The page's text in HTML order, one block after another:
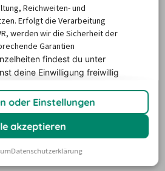
Florenz →
Bologna: 118
km
Panini:
All’Antico
116 km
Markt:
Mercato
Centrale
Florenz →
Siena: 78 km
Aussicht:
Reichweiten- und
Erfolgt die Verarbeitung
werden wir die Sicherheit der
Garantien
findest du unter
deine Einwilligung freiwillig
oder Einstellungen
akzeptieren
Datenschutzerklärung